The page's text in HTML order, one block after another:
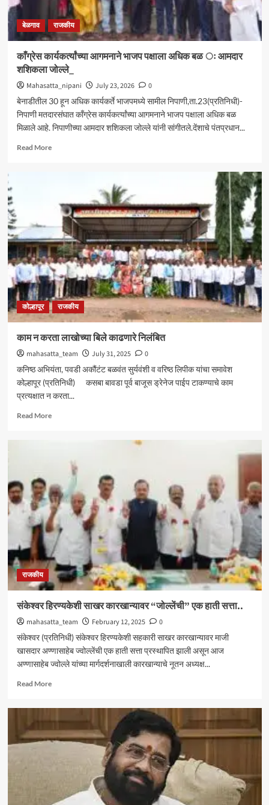
बेळगाव राजकीय
काँग्रेस कार्यकर्त्यांच्या आगमनाने भाजप पक्षाला अधिक बळ ः आमदार
शशिकला जोल्ले_
Mahasatta_nipani July 23, 2026
0
बेनाडीतील 30 हून अधिक कार्यकर्ते भाजपमध्ये सामील निपाणी,ता.23(प्रतिनिधी)-
निपाणी मतदारसंघात काँग्रेस कार्यकर्त्यांच्या आगमनाने भाजप पक्षाला अधिक बळ
मिळाले आहे. निपाणीच्या आमदार शशिकला जोल्ले यांनी सांगीतले.देंशाचे पंतप्रधान...
Read MoreRead
आगमनाने
भाजप
पक्षाला
अधिक
बळ
ः
आमदार
शशिकला
जोल्ले_
कोल्हापूर राजकीय
काम न करता लाखोच्या बिले काढणारे निलंबित
mahasatta_team July 31, 2025
0
कनिष्ठ अभियंता, पवडी अकौंटंट बळवंत सुर्यवंशी व वरिष्ठ लिपीक यांचा समावेश
कोल्हापूर (प्रतिनिधी) कसबा बावडा पूर्व बाजूस ड्रेनेज पाईप टाकण्याचे काम
प्रत्यक्षात न करता...
Read MoreRead
लाखोच्या
बिले
काढणारे
निलंबित
राजकीय
संकेश्वर हिरण्यकेशी साखर कारखान्यावर “जोल्लेंची” एक हाती सत्ता..
mahasatta_team February 12, 2025
0
संकेश्वर (प्रतिनिधी) संकेश्वर हिरण्यकेशी सहकारी साखर कारखान्यावर माजी
खासदार अण्णासाहेब ज्वोल्लेंची एक हाती सत्ता प्रस्थापित झाली असून आज
अण्णासाहेब ज्वोल्ले यांच्या मार्गदर्शनाखाली कारखान्याचे नूतन अध्यक्ष...
Read MoreRead
साखर
सत्ता..